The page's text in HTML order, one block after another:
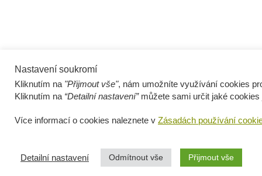
Nastavení soukromí
Kliknutím na "Přijmout vše", nám umožníte využívání cookies
Kliknutím na “Detailní nastavení”můžete sami určit jaké
Více informací o cookies naleznete v Zásadách používání
Detailní nastavení Odmítnout vše Přijmout vše